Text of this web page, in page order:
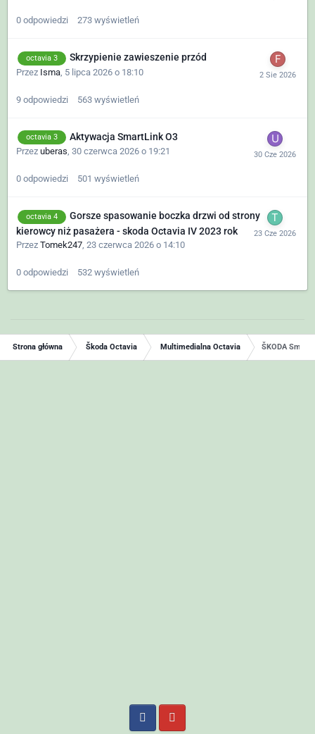
0 odpowiedzi 273 wyświetleń
octavia 3 Skrzypienie zawieszenie przód
Przez Isma 5 lipca 2026 o 18:10
9 odpowiedzi 563 wyświetleń
octavia 3 Aktywacja SmartLink O3
Przez uberas, 30 czerwca 2026 o 19:21
0 odpowiedzi 501 wyświetleń
octavia 4
Gorsze spasowanie boczka drzwi od strony
kierowcy niż pasażera - skoda Octavia IV 2023 rok
Przez Tomek247 23 czerwca 2026 o 14:10
0 odpowiedzi 532 wyświetleń
Strona główna Škoda Octavia Multimedialna Octavia ŠKODA